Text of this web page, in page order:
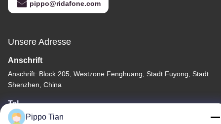
pippo@ridafone.com
Unsere Adresse
Anschrift
Anschrift: Block 205, Westzone Fenghuang, Stadt Fuyong, Stadt
Shenzhen, China
Tel.
86--13590447319
Pippo Tian